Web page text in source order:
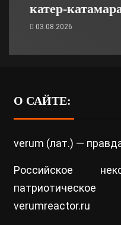
катер-
03.08.2026
О САЙТЕ:
verum (лат.) —
Российское
verumreactor.ru